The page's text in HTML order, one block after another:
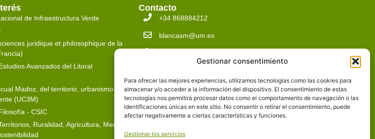
Gestionar consentimiento
Para ofrecer las mejores experiencias, utilizamos tecnologías como las cookies para
almacenar y/o acceder a la información del dispositivo. El consentimiento de estas
tecnologías nos permitirá procesar datos como el comportamiento de navegación o las
identificaciones únicas en este sitio. No consentir o retirar el consentimiento, puede
afectar negativamente a ciertas características y funciones.
Gestionar los servicios
de Infraestructura Verde
juridique et philosophique de la
Avanzados del Litoral
Madoz, del territorio, urbanismo y
(UC3M)
- CSIC
Ruralidad, Agricultura, Medio
Contacto
+34 868884212
blancasm@um.es
Dep. de Derecho Adm.,
C. Santo Cristo s/n
30001 (MURCIA)
Planta Baja, Hemeroteca Clara de Campoamor,
Campus la Merced, 30001, Murcia